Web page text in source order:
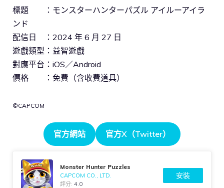
標題 ：モンスターハンターパズル アイルーアイラ
ンド
配信日 ：2024 年 6 月 27 日
遊戲類型：益智遊戲
對應平台：iOS／Android
價格 ：免費（含收費道具）
©CAPCOM
官方網站 官方X（Twitter）
Monster Hunter Puzzles
CAPCOM CO., LTD.
評分:4.0
安裝